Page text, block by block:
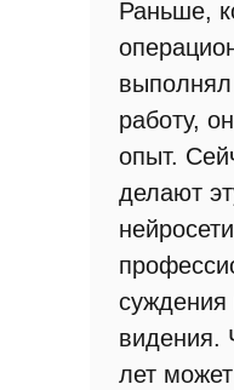
Раньше,
работу,
опыт.
делают
суждения
видения.
лет